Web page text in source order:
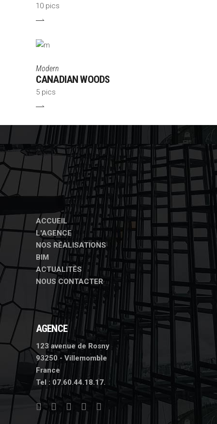
10 pics
Modern
CANADIAN WOODS
5 pics
ACCUEIL
L'AGENCE
NOS RÉALISATIONS
BIM
ACTUALITÉS
NOUS CONTACTER
AGENCE
123 avenue de Rosny
93250 - Villemomble
France
Tel :07.60.44.18.17.